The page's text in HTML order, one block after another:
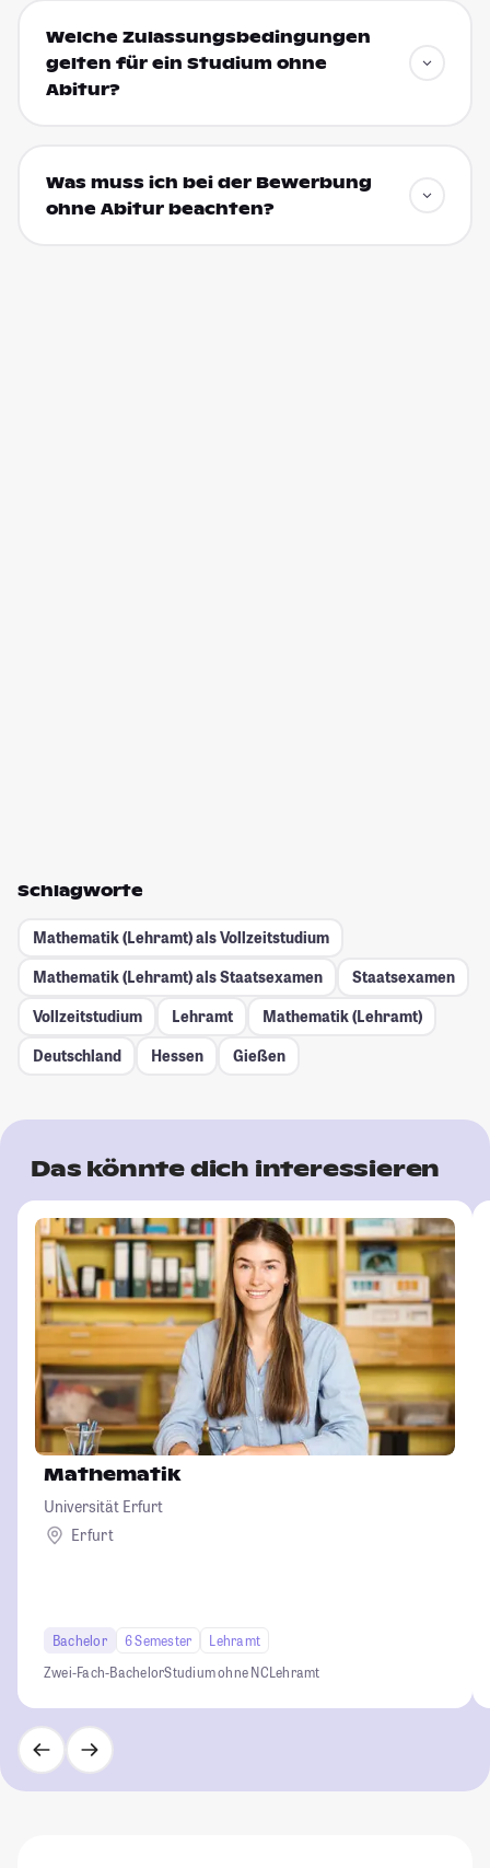
Welche Zulassungsbedingungen
gelten für ein Studium ohne
Abitur?
Was muss ich bei der Bewerbung
ohne Abitur beachten?
Schlagworte
Mathematik (Lehramt) als Vollzeitstudium
Mathematik (Lehramt) als Staatsexamen
Staatsexamen
Vollzeitstudium
Lehramt
Mathematik (Lehramt)
Deutschland
Hessen Gießen
Das könnte dich interessieren
Mathematik
Universität Erfurt
Erfurt
Bachelor 6 Semester
Lehramt
Zwei-Fach-BachelorStudium ohne NCLehramt